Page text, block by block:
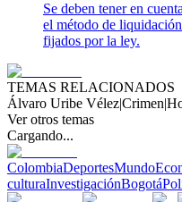
Se deben tener en
el método de
fijados por la ley.
TEMAS RELACIONADOS
Álvaro Uribe Vélez|Crimen|
Ver otros temas
Cargando...
ColombiaDeportesMundo
culturaInvestigaciónBogotá